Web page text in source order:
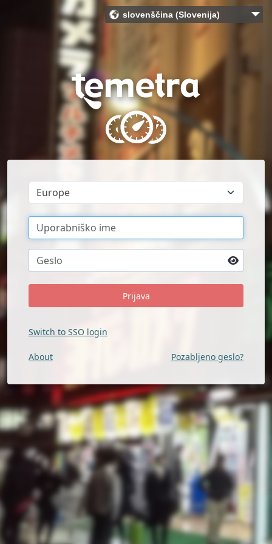
slovenščina (Slovenija)
Switch to SSO login
About Pozabljeno geslo?